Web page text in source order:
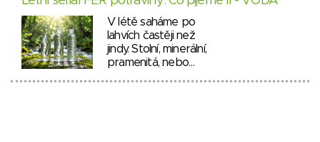
V létě saháme po
lahvích častěji než
jindy. Stolní, minerální,
pramenitá, nebo…